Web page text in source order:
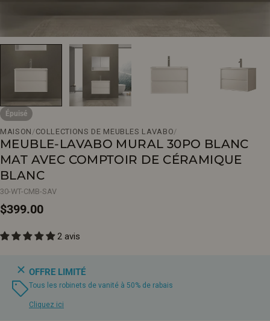
Épuisé
MAISON /COLLECTIONS DE MEUBLES LAVABO/
MEUBLE-LAVABO MURAL 30PO BLANC
MAT AVEC COMPTOIR DE CÉRAMIQUE
BLANC
30-WT-CMB-SAV
Prix
régulier
$399.00
2 avis
OFFRE LIMITÉ
Tous les robinets de vanité à 50% de rabais
Cliquez ici